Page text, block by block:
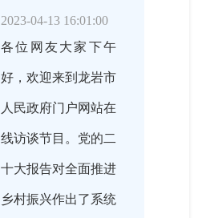
2023-04-13 16:01:00
各位网友大家下午
好，欢迎来到龙岩市
人民政府门户网站在
线访谈节目。党的二
十大报告对全面推进
乡村振兴作出了系统